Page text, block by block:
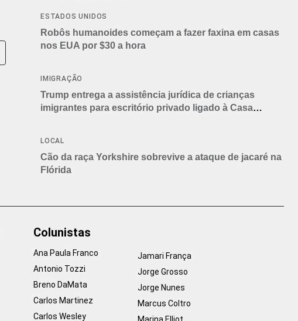
ESTADOS UNIDOS
Robôs humanoides começam a fazer faxina em casas
nos EUA por $30 a hora
IMIGRAÇÃO
Trump entrega a assistência jurídica de crianças
imigrantes para escritório privado ligado à Casa
LOCAL
Cão da raça Yorkshire sobrevive a ataque de jacaré na
Flórida
Colunistas
Ana Paula Franco
Antonio Tozzi
Breno DaMata
Carlos Martinez
Carlos Wesley
Jamari França
Jorge Grosso
Jorge Nunes
Marcus Coltro